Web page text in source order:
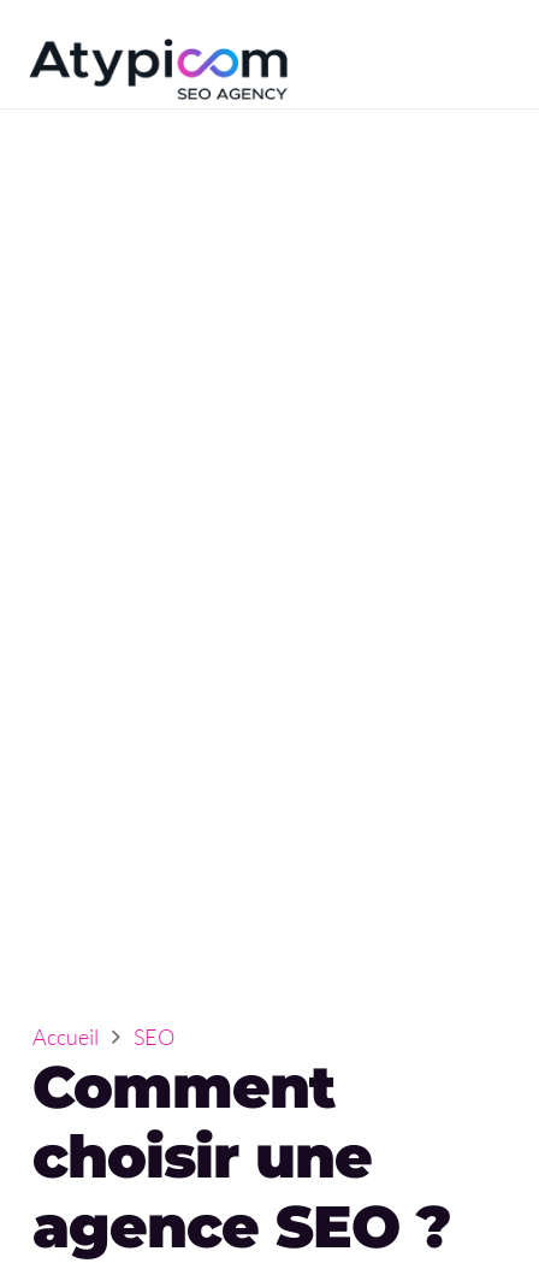
Accueil SEO
Comment
choisir une
agence SEO ?